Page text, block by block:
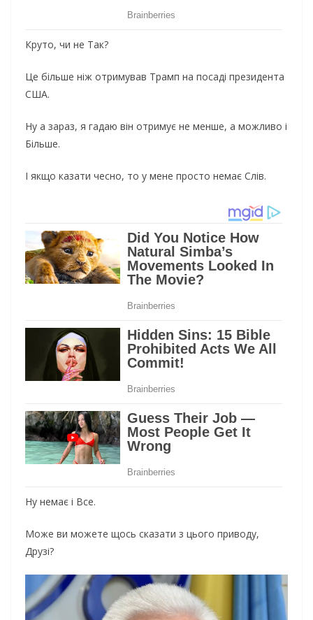
Круто, чи не Так?
Це більше ніж отримував Трамп на посаді президента
США.
Ну а зараз, я гадаю він отримує не менше, а можливо і
Більше.
І якщо казати чесно, то у мене просто немає Слів.
Ну немає і Все.
Може ви можете щось сказати з цього приводу,
Друзі?